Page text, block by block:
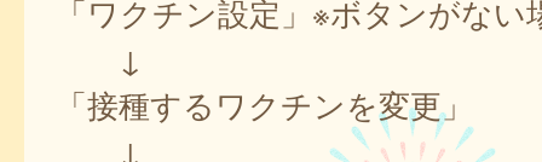
「ワクチン設定」※ボタンがない
↓
「接種するワクチンを変更」
↓